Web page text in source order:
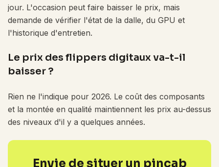
jour. L'occasion peut faire baisser le prix, mais
demande de vérifier l'état de la dalle, du GPU et
l'historique d'entretien.
Le prix des flippers digitaux va-t-il
baisser ?
Rien ne l'indique pour 2026. Le coût des composants
et la montée en qualité maintiennent les prix au-dessus
des niveaux d'il y a quelques années.
Envie de situer un pincab